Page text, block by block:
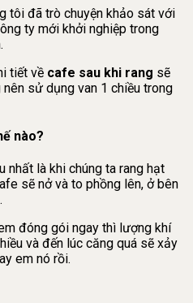
tôi đã trò chuyện khảo sát với
ty mới khởi nghiệp trong
tiết về cafe sau khi rang sẽ
sử dụng van 1 chiều trong
nào?
nhất là khi chúng ta rang hạt
sẽ nở và to phồng lên, ở bên
đóng gói ngay thì lượng khí
và đến lúc căng quá sẽ xảy
em nó rồi.